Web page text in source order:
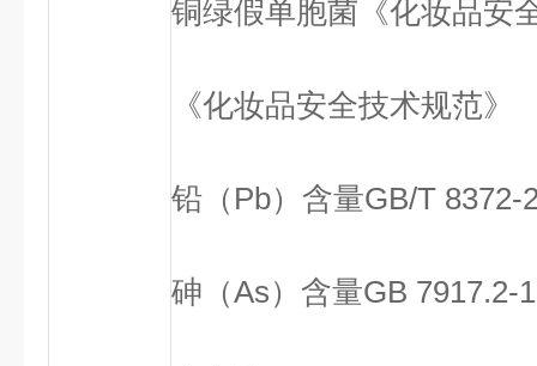
铜绿假单胞菌 《化妆品安
《化妆品安全技术规范》
铅（Pb）含量GB/T 8372-
砷（As）含量GB 7917.2-